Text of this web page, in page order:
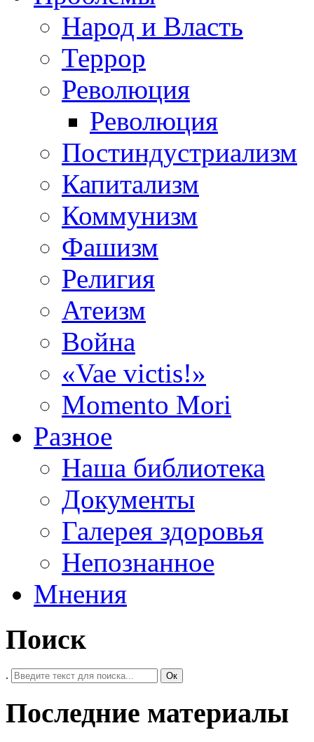
Народ и Власть
Террор
Революция
Революция
Постиндустриализм
Капитализм
Коммунизм
Фашизм
Религия
Атеизм
Война
«Vae victis!»
Momento Mori
Разное
Наша библиотека
Документы
Галерея здоровья
Непознанное
Мнения
Поиск
. Ок
Последние материалы